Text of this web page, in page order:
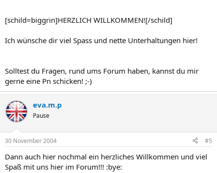
[schild=biggrin]HERZLICH WILLKOMMEN![/schild]
Ich wünsche dir viel Spass und nette Unterhaltungen hier!
Solltest du Fragen, rund ums Forum haben, kannst du mir
gerne eine Pn schicken! ;-)
eva.m.p
Pause
30 November 2004 #5
Dann auch hier nochmal ein herzliches Willkommen und viel
Spaß mit uns hier im Forum!!! :bye: